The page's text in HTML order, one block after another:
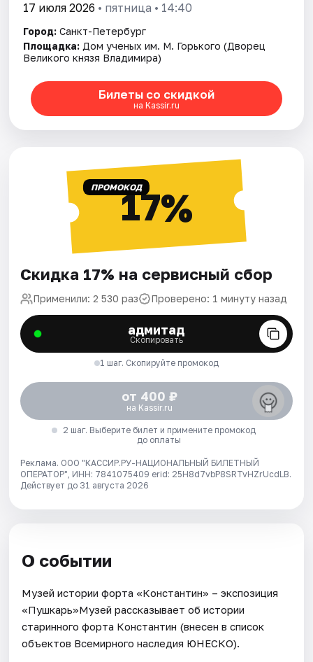
17 июля 2026 • пятница • 14:40
Город: Санкт-Петербург
Площадка: Дом ученых им. М. Горького (Дворец
Великого князя Владимира)
Билеты со скидкой
на Kassir.ru
ПРОМОКОД17%
Скидка 17% на сервисный сбор
Применили: 2 530 раз Проверено: 1 минуту назад
адмитад
Скопировать
1 шаг. Скопируйте промокод
от 400 ₽
на Kassir.ru
2 шаг. Выберите билет и примените промокод
до оплаты
Реклама. ООО "КАССИР.РУ-НАЦИОНАЛЬНЫЙ БИЛЕТНЫЙ
ОПЕРАТОР", ИНН: 7841075409 erid: 25H8d7vbP8SRTvHZrUcdLB.
Действует до 31 августа 2026
О событии
Музей истории форта «Константин» – экспозиция
«Пушкарь»Музей рассказывает об истории
старинного форта Константин (внесен в список
объектов Всемирного наследия ЮНЕСКО).